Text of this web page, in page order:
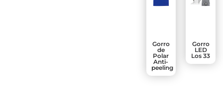
Gorro
de
Polar
Anti-
peeling
Gorro
LED
Los 33